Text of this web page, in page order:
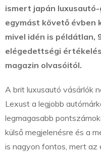
ismert japán
egymást követő évben
mivel idén is példátlan,
elégedettségi
magazin olvasóitól.
A brit luxusautó vásárlók
Lexust a legjobb
legmagasabb
külső megjelenésre és a
is nagyon fontos, mert az